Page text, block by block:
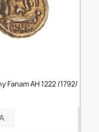
Fanam AH 1222 /1792/